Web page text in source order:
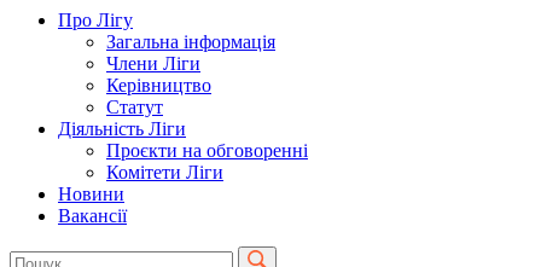
Про Лігу
Загальна інформація
Члени Ліги
Керівництво
Статут
Діяльність Ліги
Проєкти на обговоренні
Комітети Ліги
Новини
Вакансії